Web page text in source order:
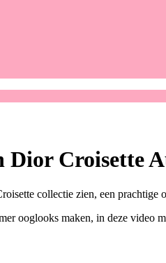
Croisette
collectie zien, een prachtige
ooglooks maken, in deze video